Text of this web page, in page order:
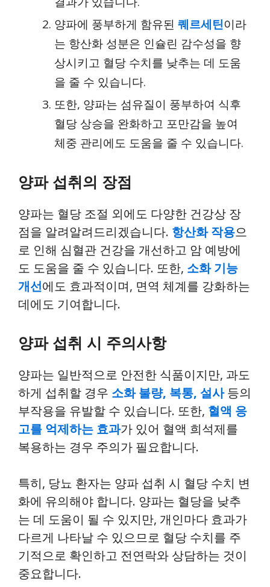
양파에 풍부하게 함유된 퀘르세틴이라
는 항산화 성분은 인슐린 감수성을 향
상시키고 혈당 수치를 낮추는 데 도움
을 줄 수 있습니다.
또한, 양파는 섬유질이 풍부하여 식후
혈당 상승을 완화하고 포만감을 높여
체중 관리에도 도움을 줄 수 있습니다.
양파 섭취의 장점
양파는 혈당 조절 외에도 다양한 건강상 장
점을 알려알려드리겠습니다. 항산화 작용으
로 인해 심혈관 건강을 개선하고 암 예방에
도 도움을 줄 수 있습니다. 또한, 소화 기능
개선에도 효과적이며, 면역 체계를 강화하는
데에도 기여합니다.
양파 섭취 시 주의사항
양파는 일반적으로 안전한 식품이지만, 과도
하게 섭취할 경우 소화 불량, 복통, 설사등의
부작용을 유발할 수 있습니다. 또한, 혈액 응
고를 억제하는 효과가 있어 혈액 희석제를
복용하는 경우 주의가 필요합니다.
특히, 당뇨 환자는 양파 섭취 시 혈당 수치 변
화에 유의해야 합니다. 양파는 혈당을 낮추
는 데 도움이 될 수 있지만, 개인마다 효과가
다르게 나타날 수 있으므로 혈당 수치를 주
기적으로 확인하고 전연락와 상담하는 것이
중요합니다.